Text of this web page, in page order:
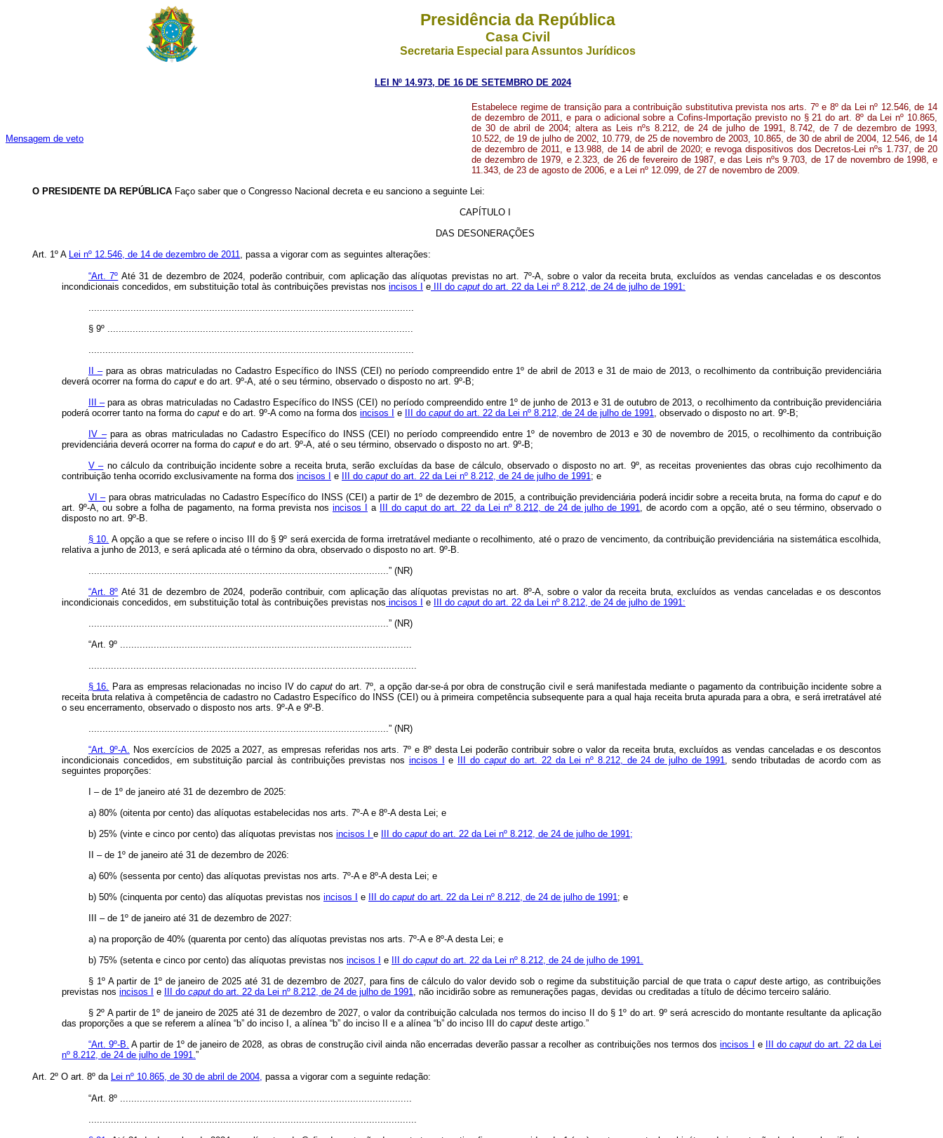
Presidência da República
Casa Civil
Secretaria Especial para Assuntos Jurídicos
LEI Nº 14.973, DE 16 DE SETEMBRO DE 2024
Mensagem de veto
Estabelece regime de transição para a contribuição substitutiva prevista nos arts. 7º e 8º da Lei nº 12.546, de 14
de dezembro de 2011, e para o adicional sobre a Cofins-Importação previsto no § 21 do art. 8º da Lei nº 10.865,
de 30 de abril de 2004; altera as Leis nºs 8.212, de 24 de julho de 1991, 8.742, de 7 de dezembro de 1993,
10.522, de 19 de julho de 2002, 10.779, de 25 de novembro de 2003, 10.865, de 30 de abril de 2004, 12.546, de 14
de dezembro de 2011, e 13.988, de 14 de abril de 2020; e revoga dispositivos dos Decretos-Lei nºs 1.737, de 20
de dezembro de 1979, e 2.323, de 26 de fevereiro de 1987, e das Leis nºs 9.703, de 17 de novembro de 1998, e
11.343, de 23 de agosto de 2006, e a Lei nº 12.099, de 27 de novembro de 2009.
O PRESIDENTE DA REPÚBLICA Faço saber que o Congresso Nacional decreta e eu sanciono a seguinte Lei:
CAPÍTULO I
DAS DESONERAÇÕES
Art. 1º A Lei nº 12.546, de 14 de dezembro de 2011, passa a vigorar com as seguintes alterações:
“Art. 7º Até 31 de dezembro de 2024, poderão contribuir, com aplicação das alíquotas previstas no art. 7º-A, sobre o valor da receita bruta, excluídos as vendas canceladas e os descontos
incondicionais concedidos, em substituição total às contribuições previstas nos incisos I e III do caput do art. 22 da Lei nº 8.212, de 24 de julho de 1991:
....................................................................................................................
§ 9º .............................................................................................................
....................................................................................................................
II –para as obras matriculadas no Cadastro Específico do INSS (CEI) no período compreendido entre 1º de abril de 2013 e 31 de maio de 2013, o recolhimento da contribuição previdenciária
deverá ocorrer na forma do caput e do art. 9º-A, até o seu término, observado o disposto no art. 9º-B;
III –para as obras matriculadas no Cadastro Específico do INSS (CEI) no período compreendido entre 1º de junho de 2013 e 31 de outubro de 2013, o recolhimento da contribuição previdenciária
poderá ocorrer tanto na forma do caput e do art. 9º-A como na forma dos incisos I e III do caput do art. 22 da Lei nº 8.212, de 24 de julho de 1991, observado o disposto no art. 9º-B;
IV –para as obras matriculadas no Cadastro Específico do INSS (CEI) no período compreendido entre 1º de novembro de 2013 e 30 de novembro de 2015, o recolhimento da contribuição
previdenciária deverá ocorrer na forma do caput e do art. 9º-A, até o seu término, observado o disposto no art. 9º-B;
V –no cálculo da contribuição incidente sobre a receita bruta, serão excluídas da base de cálculo, observado o disposto no art. 9º, as receitas provenientes das obras cujo recolhimento da
contribuição tenha ocorrido exclusivamente na forma dos incisos I e III do caput do art. 22 da Lei nº 8.212, de 24 de julho de 1991; e
VI –para obras matriculadas no Cadastro Específico do INSS (CEI) a partir de 1º de dezembro de 2015, a contribuição previdenciária poderá incidir sobre a receita bruta, na forma docaput e do
art. 9º-A, ou sobre a folha de pagamento, na forma prevista nos incisos I a III do caput do art. 22 da Lei nº 8.212, de 24 de julho de 1991, de acordo com a opção, até o seu término, observado o
disposto no art. 9º-B.
§ 10. A opção a que se refere o inciso III do § 9º será exercida de forma irretratável mediante o recolhimento, até o prazo de vencimento, da contribuição previdenciária na sistemática escolhida,
relativa a junho de 2013, e será aplicada até o término da obra, observado o disposto no art. 9º-B.
...........................................................................................................” (NR)
“Art. 8º Até 31 de dezembro de 2024, poderão contribuir, com aplicação das alíquotas previstas no art. 8º-A, sobre o valor da receita bruta, excluídos as vendas canceladas e os descontos
incondicionais concedidos, em substituição total às contribuições previstas nos incisos I e III do caput do art. 22 da Lei nº 8.212, de 24 de julho de 1991:
...........................................................................................................” (NR)
“Art. 9º ........................................................................................................
.....................................................................................................................
§ 16. Para as empresas relacionadas no inciso IV do caputdo art. 7º, a opção dar-se-á por obra de construção civil e será manifestada mediante o pagamento da contribuição incidente sobre a
receita bruta relativa à competência de cadastro no Cadastro Específico do INSS (CEI) ou à primeira competência subsequente para a qual haja receita bruta apurada para a obra, e será irretratável até
o seu encerramento, observado o disposto nos arts. 9º-A e 9º-B.
...........................................................................................................” (NR)
“Art. 9º-A. Nos exercícios de 2025 a 2027, as empresas referidas nos arts. 7º e 8º desta Lei poderão contribuir sobre o valor da receita bruta, excluídos as vendas canceladas e os descontos
incondicionais concedidos, em substituição parcial às contribuições previstas nos incisos I e III do caputdo art. 22 da Lei nº 8.212, de 24 de julho de 1991, sendo tributadas de acordo com as
seguintes proporções:
I – de 1º de janeiro até 31 de dezembro de 2025:
a) 80% (oitenta por cento) das alíquotas estabelecidas nos arts. 7º-A e 8º-A desta Lei; e
b) 25% (vinte e cinco por cento) das alíquotas previstas nos incisos I e III do caput do art. 22 da Lei nº 8.212, de 24 de julho de 1991;
II – de 1º de janeiro até 31 de dezembro de 2026:
a) 60% (sessenta por cento) das alíquotas previstas nos arts. 7º-A e 8º-A desta Lei; e
b) 50% (cinquenta por cento) das alíquotas previstas nos incisos I e III do caput do art. 22 da Lei nº 8.212, de 24 de julho de 1991; e
III – de 1º de janeiro até 31 de dezembro de 2027:
a) na proporção de 40% (quarenta por cento) das alíquotas previstas nos arts. 7º-A e 8º-A desta Lei; e
b) 75% (setenta e cinco por cento) das alíquotas previstas nos incisos I e III do caput do art. 22 da Lei nº 8.212, de 24 de julho de 1991.
§ 1º A partir de 1º de janeiro de 2025 até 31 de dezembro de 2027, para fins de cálculo do valor devido sob o regime da substituição parcial de que trata o caputdeste artigo, as contribuições
previstas nos incisos I e III do caput do art. 22 da Lei nº 8.212, de 24 de julho de 1991, não incidirão sobre as remunerações pagas, devidas ou creditadas a título de décimo terceiro salário.
§ 2º A partir de 1º de janeiro de 2025 até 31 de dezembro de 2027, o valor da contribuição calculada nos termos do inciso II do § 1º do art. 9º será acrescido do montante resultante da aplicação
das proporções a que se referem a alínea “b” do inciso I, a alínea “b” do inciso II e a alínea “b” do inciso III do caput deste artigo.”
“Art. 9º-B. A partir de 1º de janeiro de 2028, as obras de construção civil ainda não encerradas deverão passar a recolher as contribuições nos termos dosincisos I e III docaput do art. 22 da Lei
nº 8.212, de 24 de julho de 1991.”
Art. 2º O art. 8º da Lei nº 10.865, de 30 de abril de 2004, passa a vigorar com a seguinte redação:
“Art. 8º ........................................................................................................
.....................................................................................................................